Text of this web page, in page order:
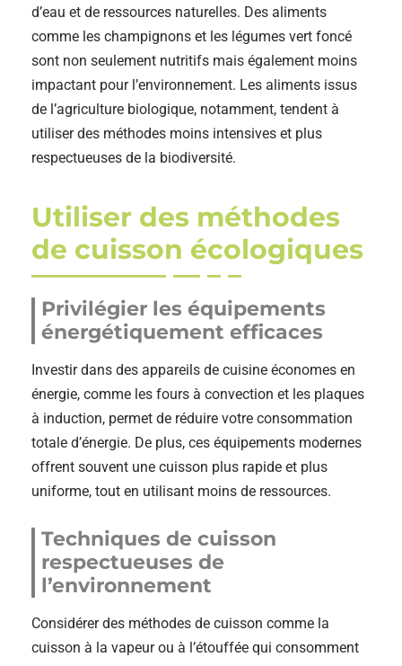
d’eau et de ressources naturelles. Des aliments
comme les champignons et les légumes vert foncé
sont non seulement nutritifs mais également moins
impactant pour l’environnement. Les aliments issus
de l’agriculture biologique, notamment, tendent à
utiliser des méthodes moins intensives et plus
respectueuses de la biodiversité.
Utiliser des méthodes
de cuisson écologiques
Privilégier les équipements
énergétiquement efficaces
Investir dans des appareils de cuisine économes en
énergie, comme les fours à convection et les plaques
à induction, permet de réduire votre consommation
totale d’énergie. De plus, ces équipements modernes
offrent souvent une cuisson plus rapide et plus
uniforme, tout en utilisant moins de ressources.
Techniques de cuisson
respectueuses de
l’environnement
Considérer des méthodes de cuisson comme la
cuisson à la vapeur ou à l’étouffée qui consomment